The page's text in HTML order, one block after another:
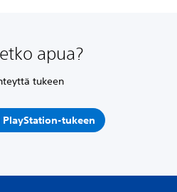
apua?
tukeen
tukeen